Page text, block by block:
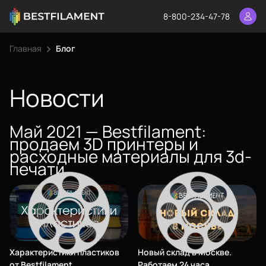
8-800-234-47-78
Главная Блог
Новости
Май 2021 — Bestfilament:
продаем 3D принтеры и
расходные материалы для 3d-
печати
Характеристики пластиков
Новый склад в Москве.
О нас
Филиалы
Сертификаты
Система скидок
Оплата и доставка
Для крупных 3D-печатников